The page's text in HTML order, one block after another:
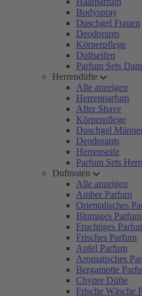
Bodyspray
Duschgel Frauen
Deodorants
Körperpflege
Duftseifen
Parfum Sets
Herrendüfte
Alle anzeigen
Herrenparfum
After Shave
Körperpflege
Duschgel
Deodorants
Herrenseife
Parfum Sets
Duftnoten
Alle anzeigen
Amber Parfum
Orientalisches
Blumiges Parfum
Fruchtiges
Frisches Parfum
Apfel Parfum
Aromatisches
Bergamotte
Chypre Düfte
Frische Wäsche